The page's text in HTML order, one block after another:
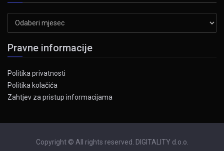
Pravne informacije
Politika privatnosti
Politika kolačića
Zahtjev za pristup informacijama
Copyright © All rights reserved. DIGITALITY d.o.o.